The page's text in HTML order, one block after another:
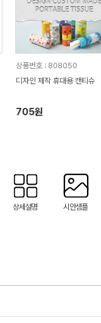
상품번호 : 808050
디자인 제작 휴대용 캔티슈
705원
상세설명 시안샘플